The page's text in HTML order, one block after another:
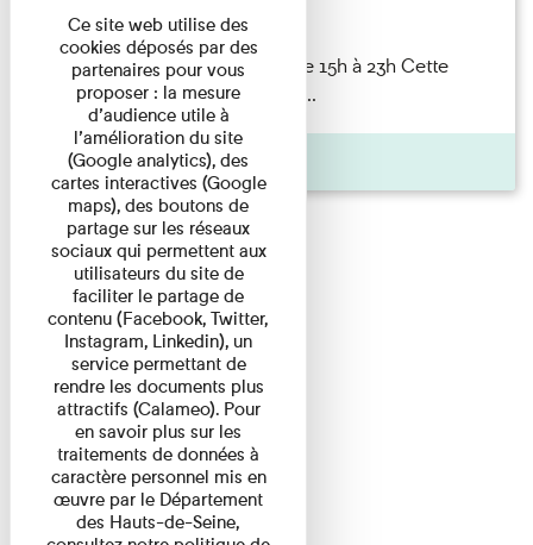
Concert
Nuit des musées 23 mai 2026 de 15h à 23h Cette
année encore, le musée prend ...
Pages
Ce site web utilise des
cookies déposés par des
partenaires pour vous
proposer : la mesure
d’audience utile à
l’amélioration du site
(Google analytics), des
cartes interactives (Google
maps), des boutons de
partage sur les réseaux
sociaux qui permettent aux
utilisateurs du site de
faciliter le partage de
contenu (Facebook, Twitter,
Instagram, Linkedin), un
service permettant de
rendre les documents plus
attractifs (Calameo). Pour
en savoir plus sur les
traitements de données à
caractère personnel mis en
œuvre par le Département
des Hauts-de-Seine,